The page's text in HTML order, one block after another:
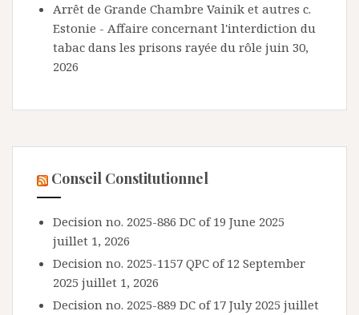
Arrêt de Grande Chambre Vainik et autres c.
Estonie - Affaire concernant l'interdiction du
tabac dans les prisons rayée du rôle juin 30,
2026
Conseil Constitutionnel
Decision no. 2025-886 DC of 19 June 2025
juillet 1, 2026
Decision no. 2025-1157 QPC of 12 September
2025 juillet 1, 2026
Decision no. 2025-889 DC of 17 July 2025 juillet